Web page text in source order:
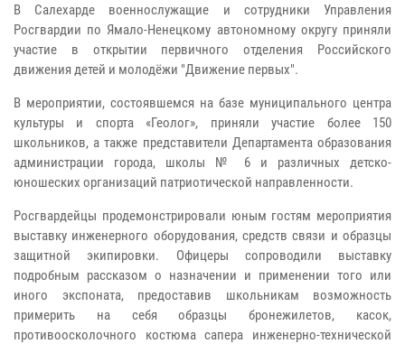
В Салехарде военнослужащие и сотрудники Управления
Росгвардии по Ямало-Ненецкому автономному округу приняли
участие в открытии первичного отделения Российского
движения детей и молодёжи "Движение первых".
В мероприятии, состоявшемся на базе муниципального центра
культуры и спорта «Геолог», приняли участие более 150
школьников, а также представители Департамента образования
администрации города, школы № 6 и различных детско-
юношеских организаций патриотической направленности.
Росгвардейцы продемонстрировали юным гостям мероприятия
выставку инженерного оборудования, средств связи и образцы
защитной экипировки. Офицеры сопроводили выставку
подробным рассказом о назначении и применении того или
иного экспоната, предоставив школьникам возможность
примерить на себя образцы бронежилетов, касок,
противоосколочного костюма сапера инженерно-технической